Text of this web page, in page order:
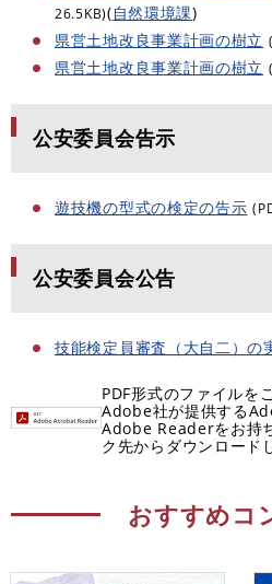
26.5KB)(自然環境課)
県営土地改良事業計画の樹立
県営土地改良事業計画の樹立
公安委員会告示
遊技機の型式の検定の告示
公安委員会公告
技能検定員審査（大自二）の
PDF形式のファイルを
Adobe社が提供する
Adobe Readerをお持
ク先からダウンロード
おすすめコ